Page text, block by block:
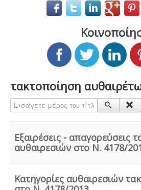
Υγρά απόβλητα
Υπολογισμός χημικά
υγρά απόβλητα από την
ελέγχονται ως προς τις
πριν την σύνδεση με το κεντρικό
Κανονισμός
καταλύματος
-Τα
άστρων ή κλειδιών για τον
διακανονίζει θέματα πολιτικής
τακτοποίηση
Εισάγετε μέρος του τίτλου.
Εξαιρέσεις - απαγορεύσεις
αυθαιρεσιών στο Ν. 4178/
Κατηγορίες αυθαιρεσιών